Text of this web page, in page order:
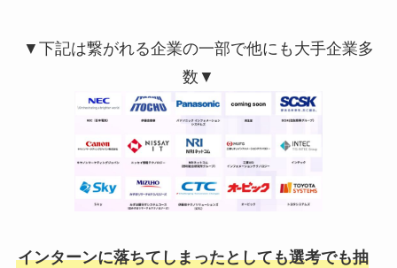
▼下記は繋がれる企業の一部で他にも大手企業多
数▼
インターンに落ちてしまったとしても選考でも抽